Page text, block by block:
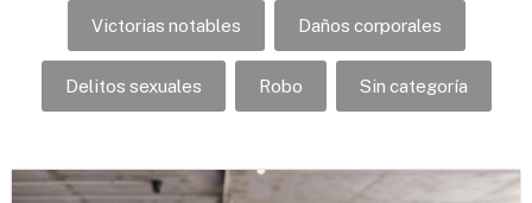
Victorias notables Daños corporales
Delitos sexuales Robo Sin categoría